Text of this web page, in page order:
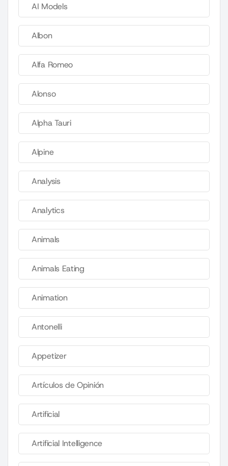
AI Models
Albon
Alfa Romeo
Alonso
Alpha Tauri
Alpine
Analysis
Analytics
Animals
Animals Eating
Animation
Antonelli
Appetizer
Artículos de Opinión
Artificial
Artificial Intelligence